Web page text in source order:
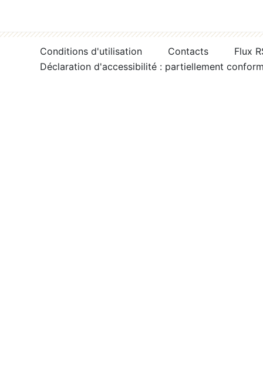
Conditions d'utilisation Contacts
Flux
Déclaration d'accessibilité : partiellement